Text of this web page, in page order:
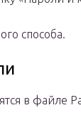
способа.
в файле